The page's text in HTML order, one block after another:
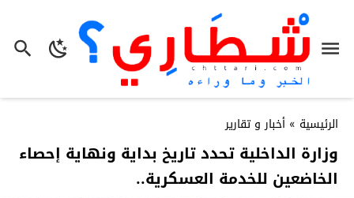
الرئيسية » أخبار و تقارير
وزارة الداخلية تحدد تاريخ بداية ونهاية إحصاء
الخاضعين للخدمة العسكرية..